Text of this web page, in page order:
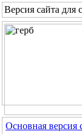
Версия сайта для
Основная версия